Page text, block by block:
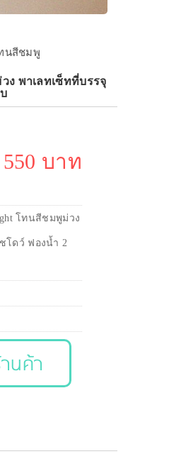
ทนสีชมพู
ง พาเลทเซ็ทที่บรรจุ
บาท
โทนสีชมพูม่วง
โดว์ ฟองน้ำ 2
นค้า